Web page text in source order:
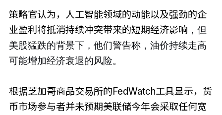
策略官认为，人工智能领域的动能以及强劲的企
业盈利将抵消持续冲突带来的短期经济影响 ，但
美股猛跌的背景下，他们警告称，油价持续走高
可能增加经济衰退的风险。
根据芝加哥商品交易所的FedWatch工具显示，货
币市场参与者并未预期美联储今年会采取任何宽